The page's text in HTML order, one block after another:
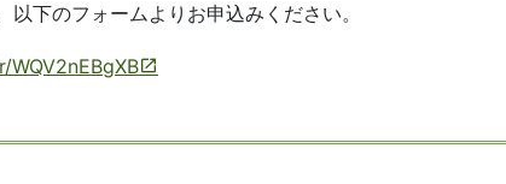
下のフォームよりお申込みください。